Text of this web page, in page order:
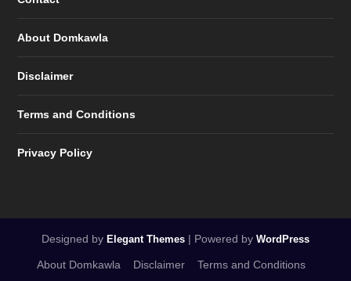
About Domkawla
Disclaimer
Terms and Conditions
Privacy Policy
Designed by Elegant Themes | Powered by WordPress
About Domkawla Disclaimer Terms and Conditions